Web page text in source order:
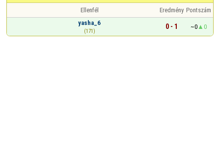
Ellenfél Eredmény Pontszám
yasha_6
(171)
0 - 1 ~0 0